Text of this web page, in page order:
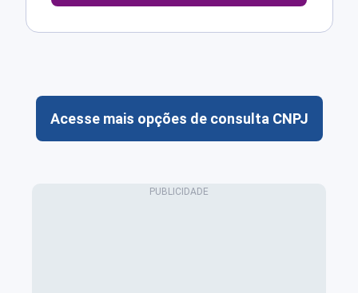
Acesse mais opções de consulta CNPJ